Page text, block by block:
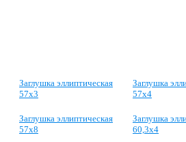
Заглушка эллиптическая
57х3
Заглушка
57х4
Заглушка эллиптическая
57х8
Заглушка
60,3х4